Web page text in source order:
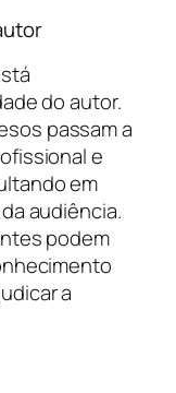
do autor.
passam a
e
em
audiência.
podem
a